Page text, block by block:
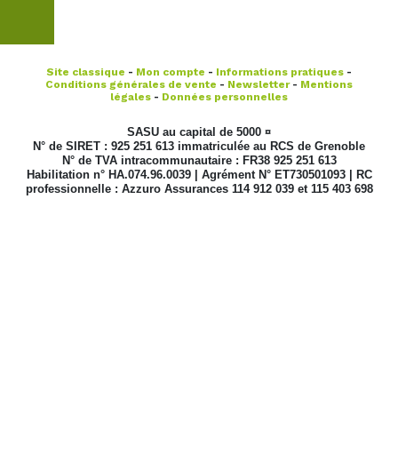
Site classique - Mon compte - Informations pratiques -
Conditions générales de vente - Newsletter- Mentions
légales - Données personnelles
SASU au capital de 5000 ¤
N° de SIRET : 925 251 613 immatriculée au RCS de Grenoble
N° de TVA intracommunautaire : FR38 925 251 613
Habilitation n° HA.074.96.0039 | Agrément N° ET730501093 | RC
professionnelle : Azzuro Assurances 114 912 039 et 115 403 698